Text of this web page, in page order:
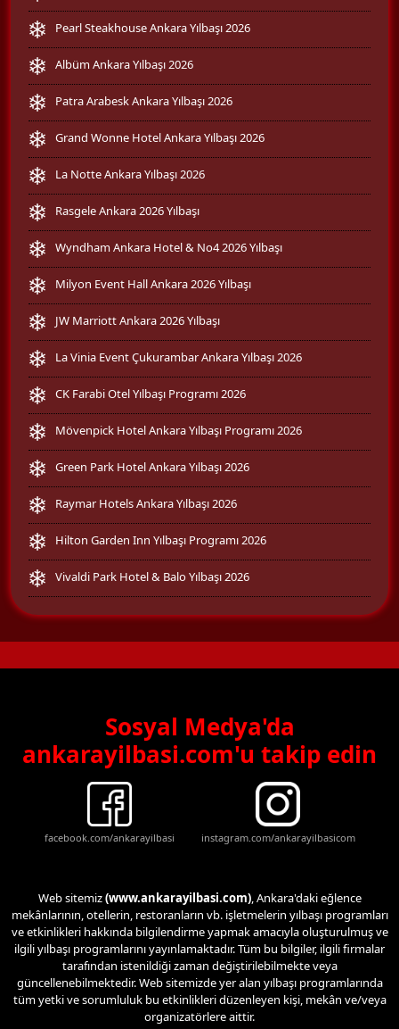
Pearl Steakhouse Ankara Yılbaşı 2026
Albüm Ankara Yılbaşı 2026
Patra Arabesk Ankara Yılbaşı 2026
Grand Wonne Hotel Ankara Yılbaşı 2026
La Notte Ankara Yılbaşı 2026
Rasgele Ankara 2026 Yılbaşı
Wyndham Ankara Hotel & No4 2026 Yılbaşı
Milyon Event Hall Ankara 2026 Yılbaşı
JW Marriott Ankara 2026 Yılbaşı
La Vinia Event Çukurambar Ankara Yılbaşı 2026
CK Farabi Otel Yılbaşı Programı 2026
Mövenpick Hotel Ankara Yılbaşı Programı 2026
Green Park Hotel Ankara Yılbaşı 2026
Raymar Hotels Ankara Yılbaşı 2026
Hilton Garden Inn Yılbaşı Programı 2026
Vivaldi Park Hotel & Balo Yılbaşı 2026
Sosyal Medya'da
ankarayilbasi.com'u takip edin
facebook.com/ankarayilbasi instagram.com/ankarayilbasicom
Web sitemiz(www.ankarayilbasi.com), Ankara'daki eğlence
mekânlarının, otellerin, restoranların vb. işletmelerin yılbaşı programları
ve etkinlikleri hakkında bilgilendirme yapmak amacıyla oluşturulmuş ve
ilgili yılbaşı programlarını yayınlamaktadır. Tüm bu bilgiler, ilgili firmalar
tarafından istenildiği zaman değiştirilebilmekte veya
güncellenebilmektedir. Web sitemizde yer alan yılbaşı programlarında
tüm yetki ve sorumluluk bu etkinlikleri düzenleyen kişi, mekân ve/veya
organizatörlere aittir.